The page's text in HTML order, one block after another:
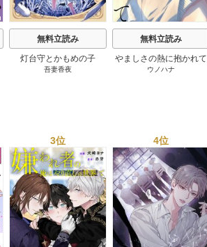
無料立読み
灯台守とかもめの子
吾妻香夜
無料立読み
やましさの熱に抱かれて
【電子限定特典付き】
ウノハナ
3位 4位